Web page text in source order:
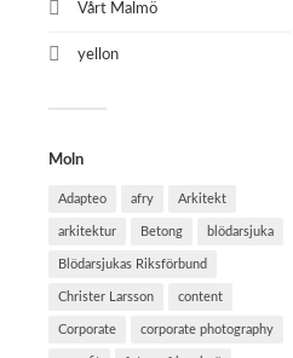
Vårt Malmö
yellon
Moln
Adapteo afry Arkitekt
arkitektur Betong blödarsjuka
Blödarsjukas Riksförbund
Christer Larsson content
Corporate corporate photography